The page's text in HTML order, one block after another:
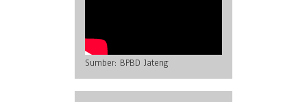
Sumber: BPBD Jateng